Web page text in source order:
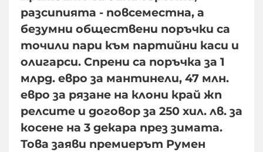
разсипията - повсеместна, а
безумни обществени поръчки са
точили пари към партийни каси и
олигарси. Спрени са поръчка за 1
млрд. евро за мантинели, 47 млн.
евро за рязане на клони край жп
релсите и договор за 250 хил. лв. за
косене на 3 декара през зимата.
Това заяви премиерът Румен